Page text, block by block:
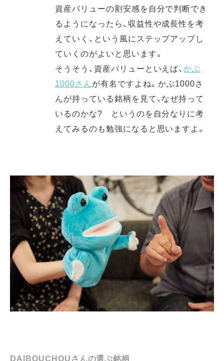
資産バリューの割安感を自分で判断でき
るようになったら、収益性や成長性を考
えていく、という風にステップアップし
ていくのがよいと思います。
そうそう、資産バリューといえば、かぶ
1000さんが有名ですよね。かぶ1000さ
んが持っている銘柄を見て、なぜ持って
いるのかな? というのを自分なりに考
えてみるのも勉強になると思いますよ。
DAIBOUCHOUさんの選ぶ銘柄